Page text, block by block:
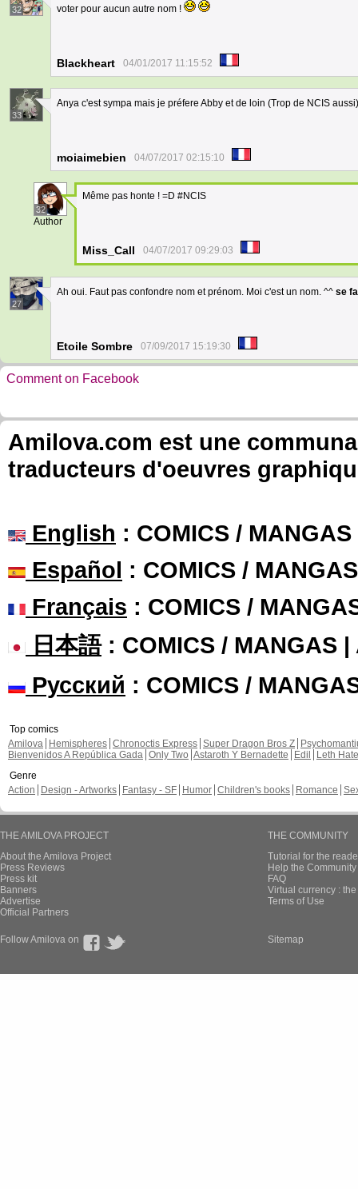
32 voter pour aucun autre nom !
Blackheart 04/01/2017 11:15:52
33
Anya c'est sympa mais je préfere Abby et de loin (Trop de NCIS
moiaimebien 04/07/2017 02:15:10
32
Author
Même pas honte ! =D #NCIS
Miss_Call 04/07/2017 09:29:03
27
Ah oui. Faut pas confondre nom et prénom. Moi c'est un nom. ^^ se
Etoile Sombre 07/09/2017 15:19:30
Comment on Facebook
Amilova.com est une
traducteurs d'oeuvres
English : COMICS /
Español : COMICS /
Français : COMICS /
日本語: COMICS / MANGAS |
Русский : COMICS /
Top comics
Amilova
Hemispheres Chronoctis Express Super Dragon Bros Z
Bienvenidos A República Gada Only Two Astaroth Y Bernadette Edil
Leth Hate
Genre
Action
Design - Artworks Fantasy - SF Humor Children's books Romance
THE AMILOVA PROJECT
About the Amilova Project
Press Reviews
Press kit
Banners
Advertise
Official Partners
THE COMMUNITY
Tutorial for the
Help the
FAQ
Virtual currency :
Terms of Use
Follow Amilova on Sitemap